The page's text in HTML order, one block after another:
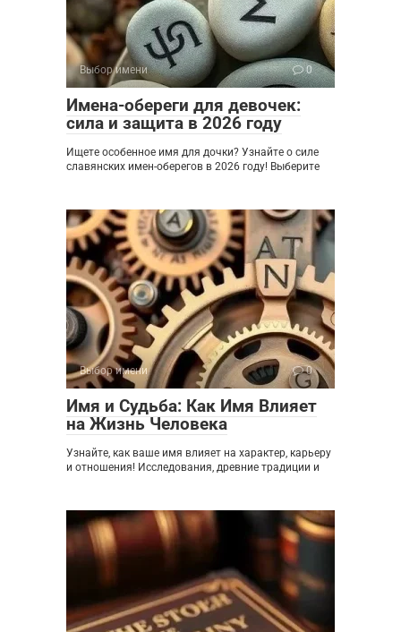
Выбор имени 0
Имена-обереги для девочек:
сила и защита в 2026 году
Ищете особенное имя для дочки? Узнайте о силе
славянских имен-оберегов в 2026 году! Выберите
Выбор имени 0
Имя и Судьба: Как Имя Влияет
на Жизнь Человека
Узнайте, как ваше имя влияет на характер, карьеру
и отношения! Исследования, древние традиции и